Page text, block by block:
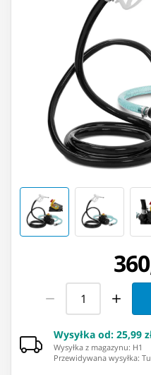
Wysyłka od: 25,99
Wysyłka z magazynu: ⁨H1⁩
Przewidywana wysyłka: